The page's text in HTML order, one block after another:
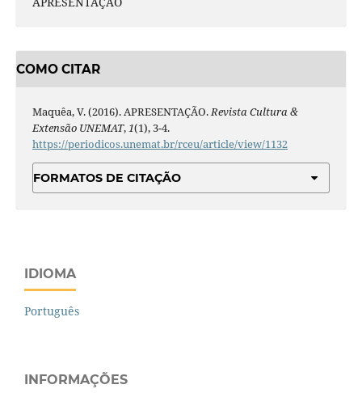
COMO CITAR
Maquêa, V. (2016). APRESENTAÇÃO.Revista Cultura &
Extensão UNEMAT,1(1), 3-4.
https://periodicos.unemat.br/rceu/article/view/1132
FORMATOS DE CITAÇÃO
IDIOMA
Português
INFORMAÇÕES